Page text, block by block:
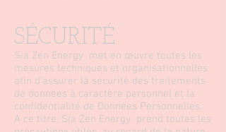
SÉCURITÉ
Sia Zen Energy met en œuvre toutes les
mesures techniques et organisationnelles
afin d’assurer la sécurité des traitements
de données à caractère personnel et la
confidentialité de Données Personnelles.
A ce titre, Sia Zen Energy prend toutes les